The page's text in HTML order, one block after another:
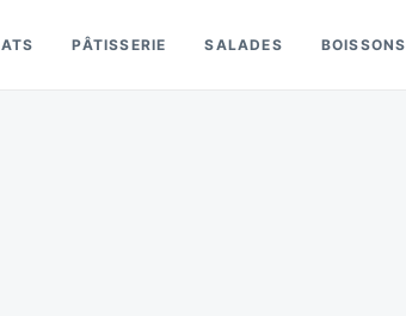
PÂTISSERIE SALADES BOISSONS